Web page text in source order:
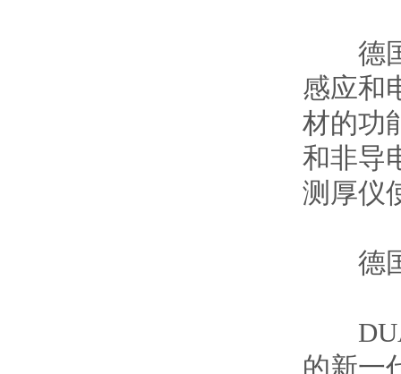
德国
感应和
材的功
和非导
测厚仪
德国
的新一